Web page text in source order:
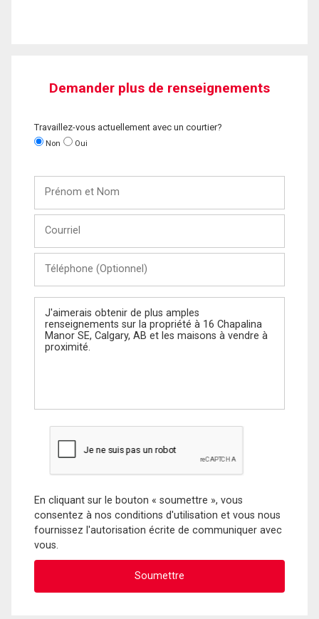
Demander plus de renseignements
Travaillez-vous actuellement avec un courtier?
Non Oui
Nom
(Optionnel)
Message
En cliquant sur le bouton « soumettre », vous
consentez à nos conditions d'utilisation et vous nous
fournissez l'autorisation écrite de communiquer avec
vous.